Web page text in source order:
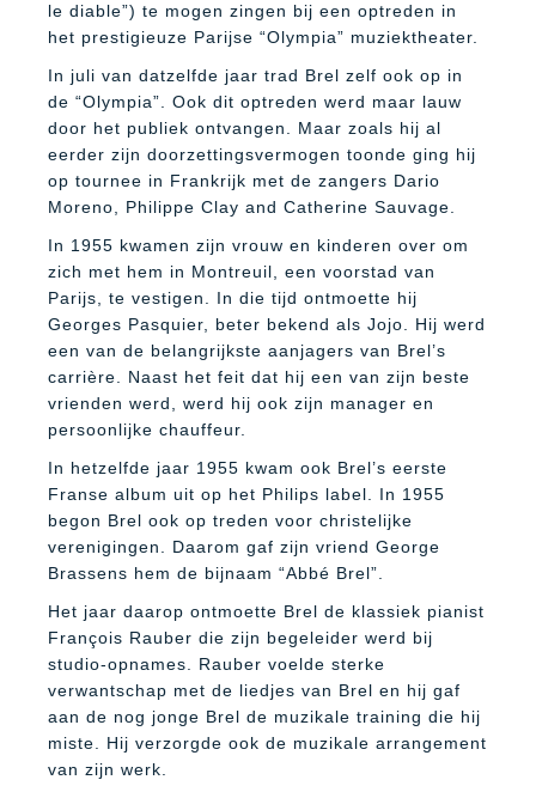
le diable”) te mogen zingen bij een optreden in
het prestigieuze Parijse “Olympia” muziektheater.
In juli van datzelfde jaar trad Brel zelf ook op in
de “Olympia”. Ook dit optreden werd maar lauw
door het publiek ontvangen. Maar zoals hij al
eerder zijn doorzettingsvermogen toonde ging hij
op tournee in Frankrijk met de zangers Dario
Moreno, Philippe Clay and Catherine Sauvage.
In 1955 kwamen zijn vrouw en kinderen over om
zich met hem in Montreuil, een voorstad van
Parijs, te vestigen. In die tijd ontmoette hij
Georges Pasquier, beter bekend als Jojo. Hij werd
een van de belangrijkste aanjagers van Brel’s
carrière. Naast het feit dat hij een van zijn beste
vrienden werd, werd hij ook zijn manager en
persoonlijke chauffeur.
In hetzelfde jaar 1955 kwam ook Brel’s eerste
Franse album uit op het Philips label. In 1955
begon Brel ook op treden voor christelijke
verenigingen. Daarom gaf zijn vriend George
Brassens hem de bijnaam “Abbé Brel”.
Het jaar daarop ontmoette Brel de klassiek pianist
François Rauber die zijn begeleider werd bij
studio-opnames. Rauber voelde sterke
verwantschap met de liedjes van Brel en hij gaf
aan de nog jonge Brel de muzikale training die hij
miste. Hij verzorgde ook de muzikale arrangement
van zijn werk.